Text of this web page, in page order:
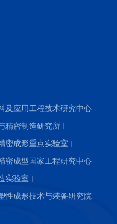
及应用工程技术研究中心
精密制造研究所
密成形重点实验室
密成型国家工程研究中心
实验室
性成形技术与装备研究院